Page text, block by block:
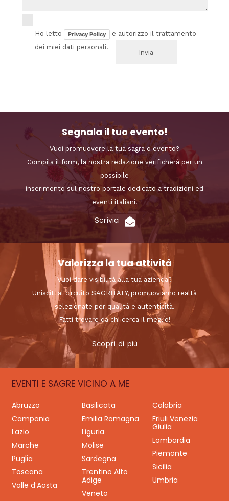
Ho letto Privacy Policy
e autorizzo il trattamento
dei miei dati personali.
Segnala il tuo evento!
Vuoi promuovere la tua sagra o evento?
Compila il form, la nostra redazione verificherà per un
possibile
inserimento sul nostro portale dedicato a tradizioni ed
eventi italiani.
Scrivici
Valorizza la tua attività
Vuoi dare visibilità alla tua azienda?
Unisciti al circuito SAGRITALY, promuoviamo realtà
selezionate per qualità e autenticità.
Fatti trovare da chi cerca il meglio!
Scopri di più
EVENTI E SAGRE VICINO A ME
Abruzzo Basilicata
Calabria
Campania
Emilia Romagna
Friuli Venezia
Giulia
Lazio
Liguria
Lombardia
Marche
Molise
Piemonte
Puglia
Sardegna
Sicilia
Toscana
Trentino Alto
Adige
Umbria
Valle d’Aosta
Veneto